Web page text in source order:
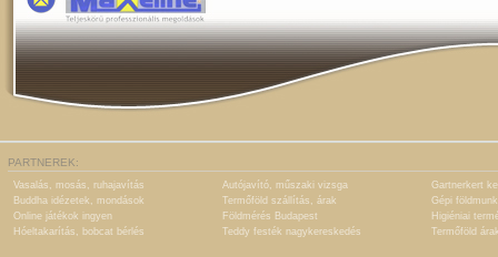
PARTNEREK:
Vasalás, mosás, ruhajavítás Autójavító, műszaki vizsga
Gartnerkert
Buddha idézetek, mondások
Termőföld szállítás, árak
Gépi
Online játékok ingyen
Földmérés Budapest
Higiéniai
Hóeltakarítás, bobcat bérlés
Teddy festék nagykereskedés Termőföld